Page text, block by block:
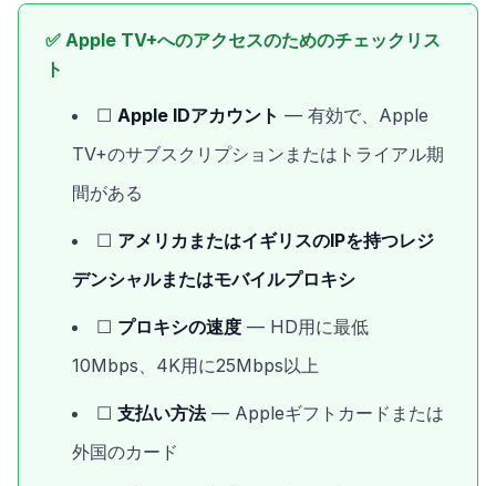
✅ Apple TV+へのアクセスのためのチェックリス
ト
☐ Apple IDアカウント — 有効で、Apple
TV+のサブスクリプションまたはトライアル期
間がある
☐ アメリカまたはイギリスのIPを持つレジ
デンシャルまたはモバイルプロキシ
☐ プロキシの速度 — HD用に最低
10Mbps、4K用に25Mbps以上
☐ 支払い方法— Appleギフトカードまたは
外国のカード